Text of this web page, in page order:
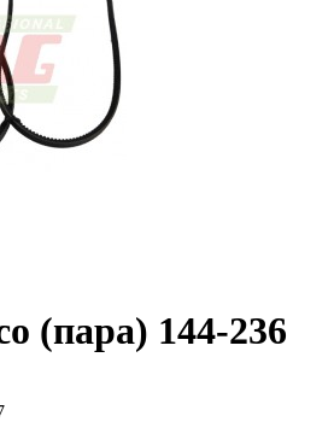
(пара) 144-236